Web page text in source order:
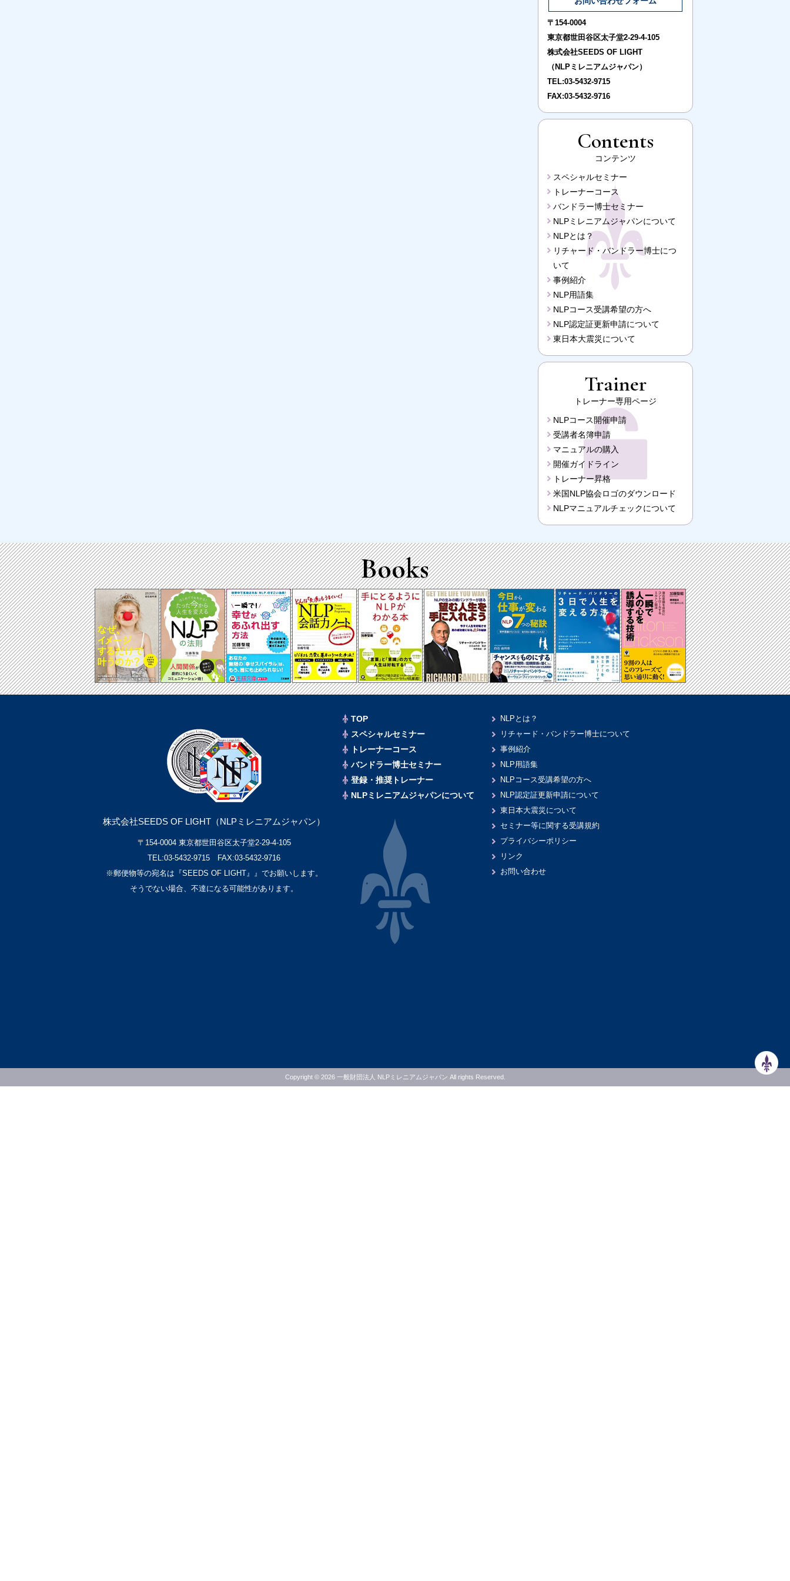
〒154-0004
東京都世田谷区太子堂2-29-4-105
株式会社SEEDS OF LIGHT
（NLPミレニアムジャパン）
TEL:03-5432-9715
FAX:03-5432-9716
Contents
コンテンツ
スペシャルセミナー
トレーナーコース
バンドラー博士セミナー
NLPミレニアムジャパンについて
NLPとは？
リチャード・バンドラー博士につ
いて
事例紹介
NLP用語集
NLPコース受講希望の方へ
NLP認定証更新申請について
東日本大震災について
Trainer
トレーナー専用ページ
NLPコース開催申請
受講者名簿申請
マニュアルの購入
開催ガイドライン
トレーナー昇格
米国NLP協会ロゴのダウンロード
NLPマニュアルチェックについて
Books
株式会社SEEDS OF LIGHT（NLPミレニアムジャパン）
〒154-0004 東京都世田谷区太子堂2-29-4-105
TEL:03-5432-9715 FAX:03-5432-9716
※郵便物等の宛名は『SEEDS OF LIGHT』』でお願いします。
そうでない場合、不達になる可能性があります。
TOP
スペシャルセミナー
トレーナーコース
バンドラー博士セミナー
登録・推奨トレーナー
NLPミレニアムジャパンについて
NLPとは？
リチャード・バンドラー博士について
事例紹介
NLP用語集
NLPコース受講希望の方へ
NLP認定証更新申請について
東日本大震災について
セミナー等に関する受講規約
プライバシーポリシー
リンク
お問い合わせ
Copyright © 2026 一般財団法人 NLPミレニアムジャパン All rights Reserved.